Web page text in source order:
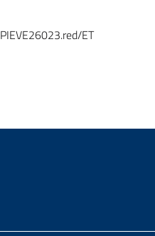
PIEVE26023.red/ET